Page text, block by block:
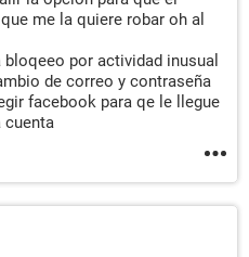
me la quiere robar oh al
por actividad inusual
de correo y contraseña
facebook para qe le llegue
cuenta